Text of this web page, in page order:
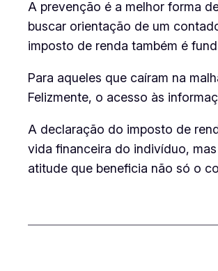
A prevenção é a melhor forma
buscar orientação de um
imposto de renda também é
Para aqueles que caíram na
Felizmente, o acesso às
A declaração do imposto de
vida financeira do indivíduo,
atitude que beneficia não só o